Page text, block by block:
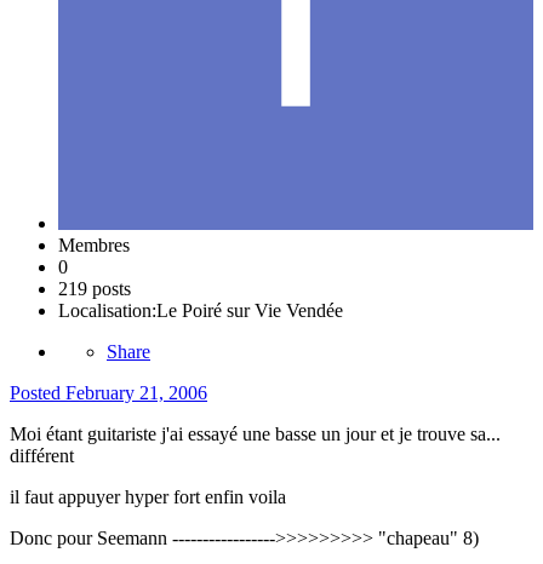
Membres
0
219 posts
Localisation:Le Poiré sur Vie Vendée
Share
Posted February 21, 2006
Moi étant guitariste j'ai essayé une basse un jour et je trouve sa...
différent
il faut appuyer hyper fort enfin voila
Donc pour Seemann ----------------->>>>>>>>> "chapeau" 8)